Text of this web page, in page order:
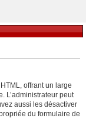
offrant un large
L’administrateur peut
aussi les désactiver
du formulaire de